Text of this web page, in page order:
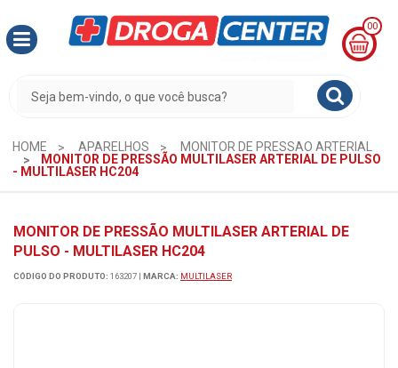
00
CESTA
R$
0,00
HOME APARELHOS
MONITOR DE PRESSAO ARTERIAL
MONITOR DE PRESSÃO MULTILASER ARTERIAL DE PULSO
- MULTILASER HC204
MONITOR DE PRESSÃO MULTILASER ARTERIAL DE
PULSO - MULTILASER HC204
CÓDIGO DO PRODUTO: 163207 | MARCA: MULTILASER